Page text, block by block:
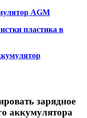
AGM
пластика в
зарядное
аккумулятора